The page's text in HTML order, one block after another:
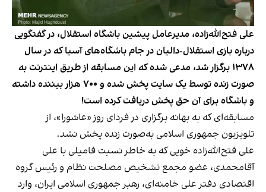
علی فتح‌الله‌زاده، مدیرعامل پیشین باشگاه استقلال، در گفتگویی
درباره بازی استقلال-دالیان در جام باشگاه‌های آسیا که در سال
۱۳۷۸ برگزار شد، مدعی شده که این مسابقه از طریق اینترنت به
صورت زنده توسط یک سایت پخش شده و ۷۰۰ هزار بیننده داشته
و باشگاه برای آن حق پخش دریافت کرده است!
مسابقه‌ای که به بهانه برگزاری در فردای روز «عاشورا»، از
تلویزیون جمهوری اسلامی به‌صورت زنده پخش نشد.
علی فتح‌الله‌زاده خویی که به خاطر نسبت فامیلی با علی
آقامحمدی، عضو مجمع تشخیص مصلحت نظام و رئیس گروه
اقتصادی دفتر علی خامنه‌ای، رهبر جمهوری اسلامی ایران، وارد